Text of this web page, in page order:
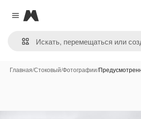
Close menu
Magnific
Главная/Стоковый/Фотографии/